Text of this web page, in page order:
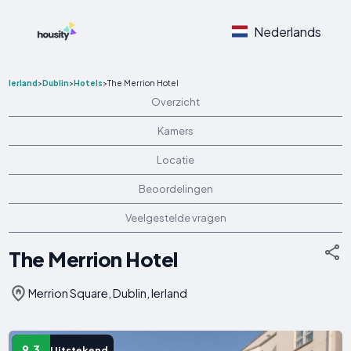
Nederlands
Ierland>Dublin>Hotels>The Merrion Hotel
Overzicht
Kamers
Locatie
Beoordelingen
Veelgestelde vragen
The Merrion Hotel
Merrion Square, Dublin, Ierland